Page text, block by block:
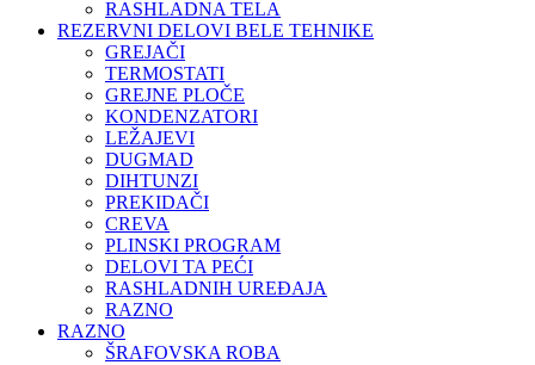
RASHLADNA TELA
REZERVNI DELOVI BELE TEHNIKE
GREJAČI
TERMOSTATI
GREJNE PLOČE
KONDENZATORI
LEŽAJEVI
DUGMAD
DIHTUNZI
PREKIDAČI
CREVA
PLINSKI PROGRAM
DELOVI TA PEĆI
RASHLADNIH UREĐAJA
RAZNO
RAZNO
ŠRAFOVSKA ROBA